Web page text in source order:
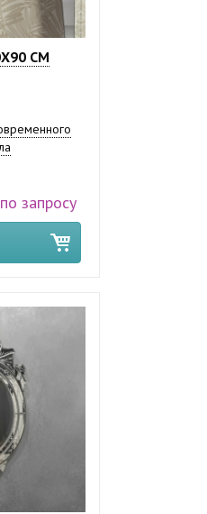
СМ
запросу